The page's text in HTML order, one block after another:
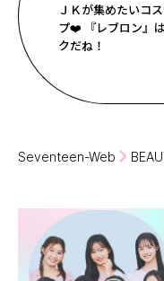
ＪＫが集めたいコ
プ❤️ 『レブロン』は絶対チェッ
クだね！
Seventeen-Web